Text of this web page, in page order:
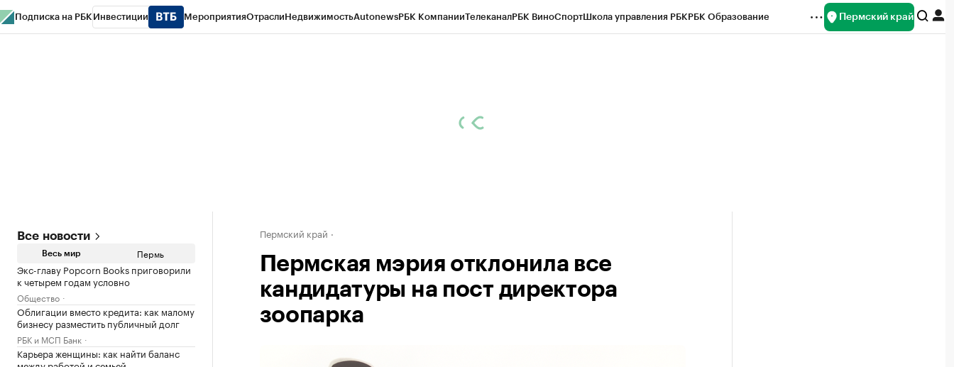
Подписка на РБК Инвестиции МероприятияОтраслиНедвижимостьAutonewsРБК КомпанииТелеканалРБК ВиноСпортШкола управления РБКРБК Образование Пермский край
Все новости
Весь мир Пермь
Экс-главу Popcorn Books приговорили
к четырем годам условно
Общество
Облигации вместо кредита: как малому
бизнесу разместить публичный долг
РБК и МСП Банк
Карьера женщины: как найти баланс
Пермский край
Пермская мэрия отклонила все
кандидатуры на пост директора
зоопарка